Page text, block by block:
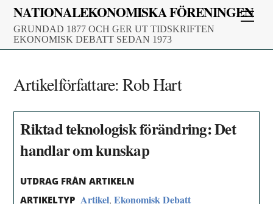
Skip
content
NATIONALEKONOMISKA FÖRENINGEN
GRUNDAD 1877 OCH GER UT TIDSKRIFTEN
EKONOMISK DEBATT SEDAN 1973
Artikelförfattare:Rob Hart
Riktad teknologisk förändring: Det
handlar om kunskap
UTDRAG FRÅN ARTIKELN
ARTIKELTYP Artikel,Ekonomisk Debatt